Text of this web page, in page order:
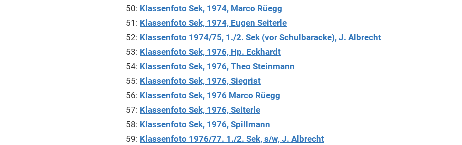
50: Klassenfoto Sek, 1974, Marco Rüegg
51: Klassenfoto Sek, 1974, Eugen Seiterle
52: Klassenfoto 1974/75, 1./2. Sek (vor Schulbaracke), J. Albrecht
53: Klassenfoto Sek, 1976, Hp. Eckhardt
54: Klassenfoto Sek, 1976, Theo Steinmann
55: Klassenfoto Sek, 1976, Siegrist
56: Klassenfoto Sek, 1976 Marco Rüegg
57: Klassenfoto Sek, 1976, Seiterle
58: Klassenfoto Sek, 1976, Spillmann
59: Klassenfoto 1976/77. 1./2. Sek, s/w, J. Albrecht